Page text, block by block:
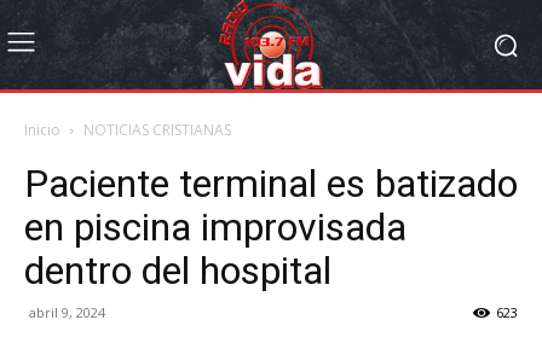
Inicio NOTICIAS CRISTIANAS
Paciente terminal es batizado
en piscina improvisada
dentro del hospital
abril 9, 2024 623